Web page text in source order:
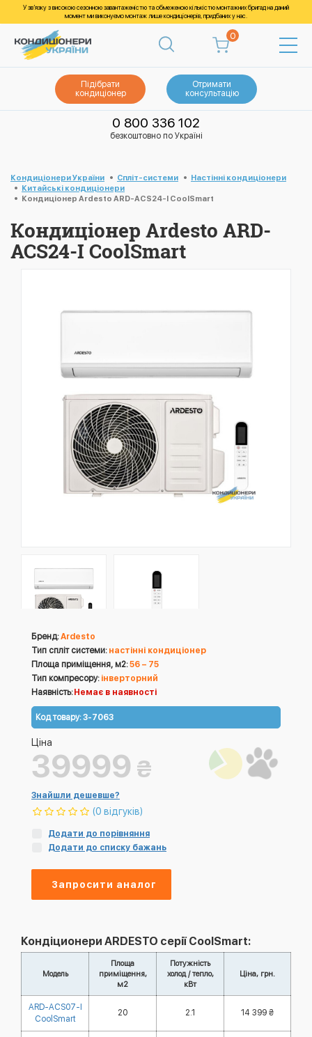
У зв’язку з високою сезонною завантаженістю та обмеженою кількістю монтажних бригад на даний
момент ми виконуємо монтаж лише кондиціонерів, придбаних у нас.
0
Підібрати
кондиціонер
Отримати
консультацію
0 800 336 102
безкоштовно по Україні
Кондиціонери України Спліт-системи
Настінні кондиціонери
Китайські кондиціонери
Кондиціонер Ardesto ARD-ACS24-I CoolSmart
Кондиціонер Ardesto ARD-
ACS24-I CoolSmart
Бренд:Ardesto
Тип спліт системи: настінні кондиціонер
Площа приміщення, м2:56 – 75
Тип компресору: інверторний
Наявність: Немає в наявності
Код товару:3-7063
Ціна
39999 ₴
Знайшли дешевше?
(0 відгуків)
Додати до порівняння
Додати до списку бажань
Запросити аналог
Кондіционери ARDESTO серії CoolSmart:
Модель
Площа
приміщення,
м2
Потужність
холод / тепло,
кВт
Ціна, грн.
ARD-ACS07-I
CoolSmart
20 2.1 14 399 ₴